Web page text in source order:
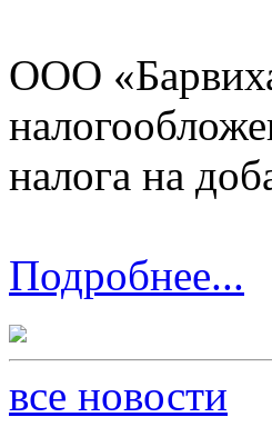
ООО
налога на
Подробнее...
все новости